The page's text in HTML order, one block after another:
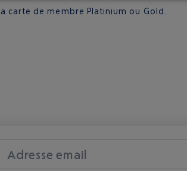
carte de membre Platinium ou Gold.
Adresse email